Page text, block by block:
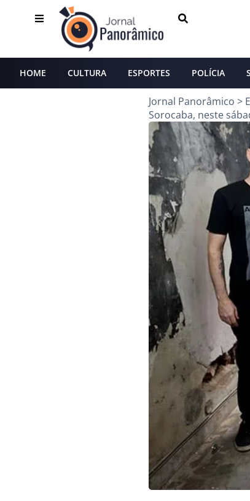
HOME CULTURA ESPORTES POLÍCIA
Jornal Panorâmico >
Sorocaba, neste